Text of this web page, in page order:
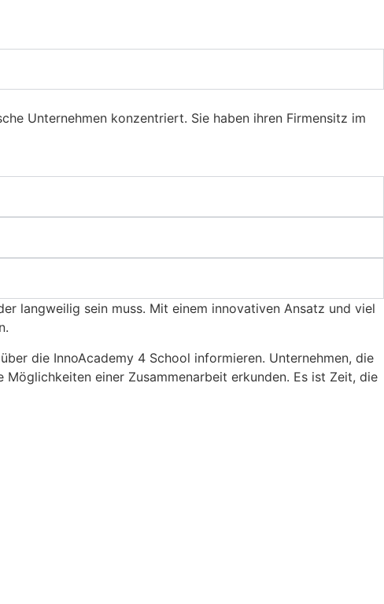
Unternehmen konzentriert. Sie haben ihren Firmensitz im
langweilig sein muss. Mit einem innovativen Ansatz und viel
die InnoAcademy 4 School informieren. Unternehmen, die
einer Zusammenarbeit erkunden. Es ist Zeit, die